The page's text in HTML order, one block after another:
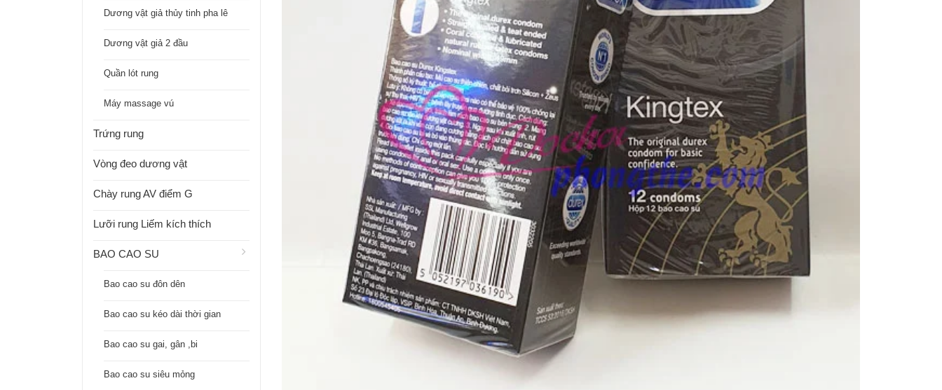
Dương vật giả thủy tinh pha lê
Dương vật giả 2 đầu
Quần lót rung
Máy massage vú
Trứng rung
Vòng đeo dương vật
Chày rung AV điểm G
Lưỡi rung Liếm kích thích
BAO CAO SU
Bao cao su đôn dên
Bao cao su kéo dài thời gian
Bao cao su gai, gân ,bi
Bao cao su siêu mỏng